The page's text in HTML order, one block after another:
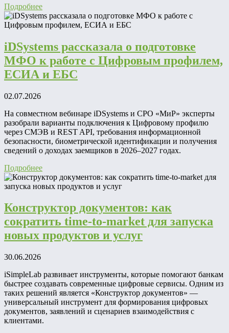
Подробнее
iDSystems рассказала о подготовке
МФО к работе с Цифровым профилем,
ЕСИА и ЕБС
02.07.2026
На совместном вебинаре iDSystems и СРО «МиР» эксперты
разобрали варианты подключения к Цифровому профилю
через СМЭВ и REST API, требования информационной
безопасности, биометрической идентификации и получения
сведений о доходах заемщиков в 2026–2027 годах.
Подробнее
Конструктор документов: как
сократить time‑to‑market для запуска
новых продуктов и услуг
30.06.2026
iSimpleLab развивает инструменты, которые помогают банкам
быстрее создавать современные цифровые сервисы. Одним из
таких решений является «Конструктор документов» —
универсальный инструмент для формирования цифровых
документов, заявлений и сценариев взаимодействия с
клиентами.